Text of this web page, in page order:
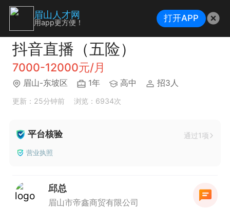
抖音直播（五险）
7000-12000元/月
眉山-东坡区 1年 高中 招3人
更新：25分钟前 浏览：6934次
平台核验 通过1项
营业执照
邱总
眉山市帝鑫商贸有限公司
眉山人才网
用app更方便！ 打开APP